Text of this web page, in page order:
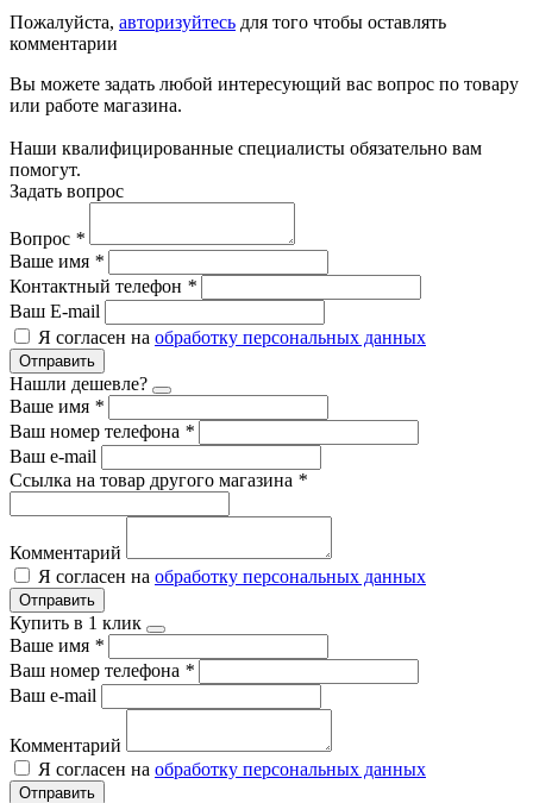
Пожалуйста, авторизуйтесь для того чтобы оставлять
комментарии
Вы можете задать любой интересующий вас вопрос по товару
или работе магазина.
Наши квалифицированные специалисты обязательно вам
помогут.
Задать вопрос
Вопрос *
Ваше имя *
Контактный телефон *
Ваш E-mail
Я согласен на обработку персональных данных
Отправить
Нашли дешевле?
Ваше имя *
Ваш номер телефона *
Ваш e-mail
Ссылка на товар другого магазина *
Комментарий
Я согласен на обработку персональных данных
Отправить
Купить в 1 клик
Ваше имя *
Ваш номер телефона *
Ваш e-mail
Комментарий
Я согласен на обработку персональных данных
Отправить